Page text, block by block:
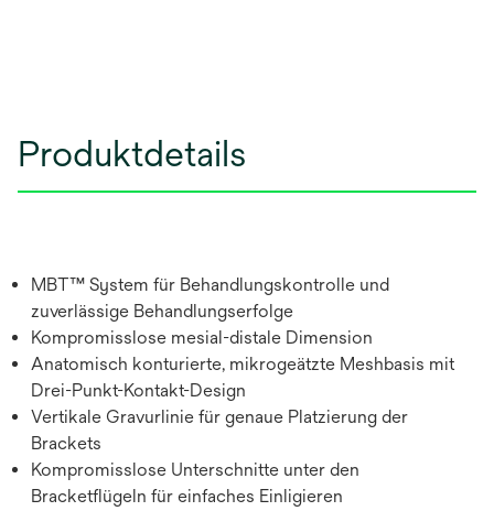
Produktdetails
MBT™ System für Behandlungskontrolle und
zuverlässige Behandlungserfolge
Kompromisslose mesial-distale Dimension
Anatomisch konturierte, mikrogeätzte Meshbasis mit
Drei-Punkt-Kontakt-Design
Vertikale Gravurlinie für genaue Platzierung der
Brackets
Kompromisslose Unterschnitte unter den
Bracketflügeln für einfaches Einligieren